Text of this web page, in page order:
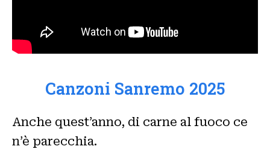
Canzoni Sanremo 2025
Anche quest’anno, di carne al fuoco ce
n’è parecchia.